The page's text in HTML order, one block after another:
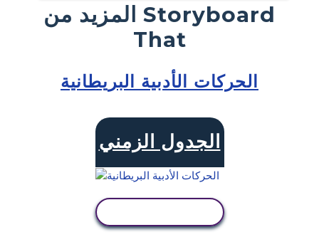
المزيد من Storyboard
That
الحركات الأدبية البريطانية
الجدول الزمني